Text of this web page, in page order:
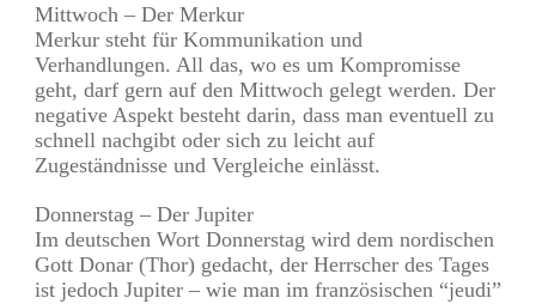
Mittwoch – Der Merkur
Merkur steht für Kommunikation und
Verhandlungen. All das, wo es um Kompromisse
geht, darf gern auf den Mittwoch gelegt werden. Der
negative Aspekt besteht darin, dass man eventuell zu
schnell nachgibt oder sich zu leicht auf
Zugeständnisse und Vergleiche einlässt.
Donnerstag – Der Jupiter
Im deutschen Wort Donnerstag wird dem nordischen
Gott Donar (Thor) gedacht, der Herrscher des Tages
ist jedoch Jupiter – wie man im französischen “jeudi”